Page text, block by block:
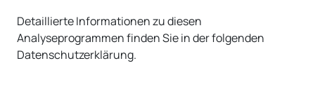
Detaillierte Informationen zu diesen
Analyseprogrammen finden Sie in der folgenden
Datenschutzerklärung.